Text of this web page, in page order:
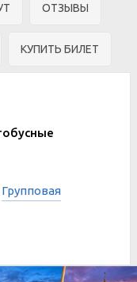
ОТЗЫВЫ
КУПИТЬ БИЛЕТ
Групповая